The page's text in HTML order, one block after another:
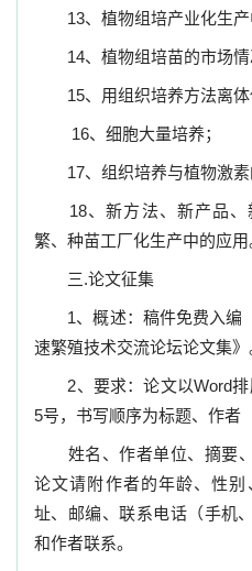
13、 植物组培产业化生产
14、 植物组培苗的市场情
15、 用组织培养方法离体
16、细胞大量培养；
17、组织培养与植物激素
18、新方法、新产品
繁、种苗工厂化生产中的应用
三.论文征集
1、概述： 稿件免费入编
速繁殖技术交流论坛论文集》
2、要求：论文以Word
5号，书写顺序为标题、作者
姓名、作者单位、摘要
论文请附作者的年龄、性
址、邮编、联系电话（手机
和作者联系。